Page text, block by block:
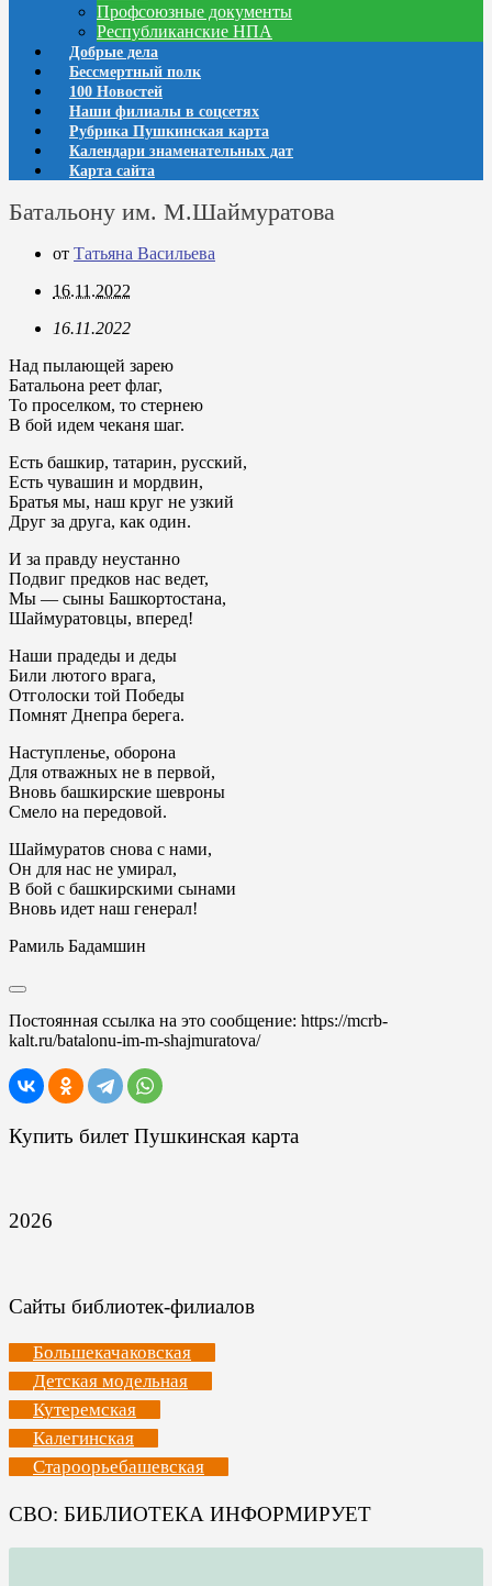
Профсоюзные документы
Республиканские НПА
Добрые дела
Бессмертный полк
100 Новостей
Наши филиалы в соцсетях
Рубрика Пушкинская карта
Календари знаменательных дат
Карта сайта
Батальону им. М.Шаймуратова
от Татьяна Васильева
16.11.2022
16.11.2022
Над пылающей зарею
Батальона реет флаг,
То проселком, то стернею
В бой идем чеканя шаг.
Есть башкир, татарин, русский,
Есть чувашин и мордвин,
Братья мы, наш круг не узкий
Друг за друга, как один.
И за правду неустанно
Подвиг предков нас ведет,
Мы — сыны Башкортостана,
Шаймуратовцы, вперед!
Наши прадеды и деды
Били лютого врага,
Отголоски той Победы
Помнят Днепра берега.
Наступленье, оборона
Для отважных не в первой,
Вновь башкирские шевроны
Смело на передовой.
Шаймуратов снова с нами,
Он для нас не умирал,
В бой с башкирскими сынами
Вновь идет наш генерал!
Рамиль Бадамшин
Постоянная ссылка на это сообщение: https://mcrb-
kalt.ru/batalonu-im-m-shajmuratova/
Купить билет Пушкинская карта
2026
Сайты библиотек-филиалов
Большекачаковская
Детская модельная
Кутеремская
Калегинская
Староорьебашевская
СВО: БИБЛИОТЕКА ИНФОРМИРУЕТ